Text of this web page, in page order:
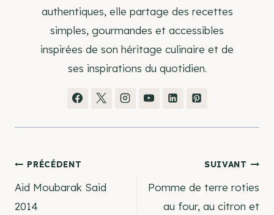
authentiques, elle partage des recettes
simples, gourmandes et accessibles
inspirées de son héritage culinaire et de
ses inspirations du quotidien.
Navigation
de
PRÉCÉDENT
Aid Moubarak Said
2014
SUIVANT
Pomme de terre roties
au four, au citron et